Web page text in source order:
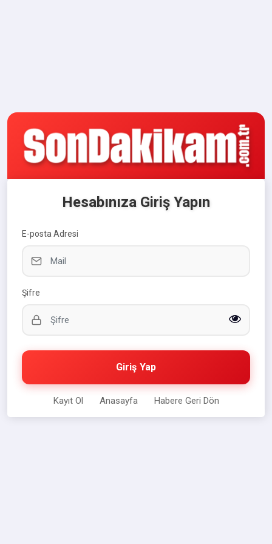
Hesabınıza Giriş Yapın
E-posta Adresi
Şifre
Giriş Yap
Kayıt Ol Anasayfa Habere Geri Dön